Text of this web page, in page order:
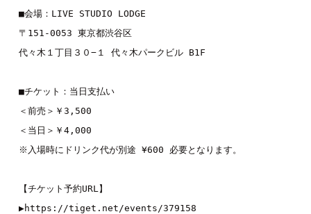
■会場：LIVE STUDIO LODGE
〒151-0053 東京都渋谷区
代々木１丁目３０−１ 代々木パークビル B1F
■チケット：当日支払い
＜前売＞￥3,500
＜当日＞￥4,000
※入場時にドリンク代が別途 ¥600 必要となります。
【チケット予約URL】
▶︎https://tiget.net/events/379158